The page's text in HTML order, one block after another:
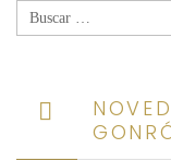
Buscar: